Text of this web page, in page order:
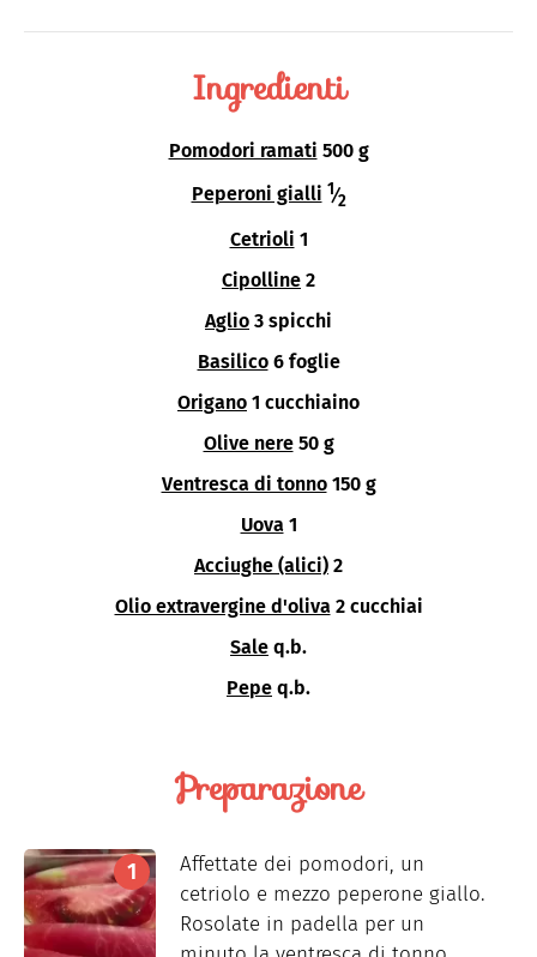
Ingredienti
Pomodori ramati 500 g
Peperoni gialli 1⁄2
Cetrioli 1
Cipolline 2
Aglio 3 spicchi
Basilico 6 foglie
Origano 1 cucchiaino
Olive nere 50 g
Ventresca di tonno 150 g
Uova 1
Acciughe (alici) 2
Olio extravergine d'oliva 2 cucchiai
Sale q.b.
Pepe q.b.
Preparazione
Affettate dei pomodori, un
cetriolo e mezzo peperone giallo.
Rosolate in padella per un